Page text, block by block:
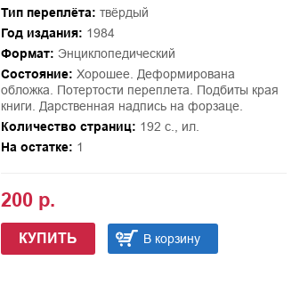
Тип переплёта: твёрдый
Год издания: 1984
Формат: Энциклопедический
Состояние: Хорошее. Деформирована
обложка. Потертости переплета. Подбиты края
книги. Дарственная надпись на форзаце.
Количество страниц: 192 с., ил.
На остатке: 1
200 р.
КУПИТЬ В корзину